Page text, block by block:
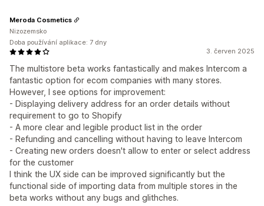
3. červen 2025
The multistore beta works fantastically and makes Intercom a
fantastic option for ecom companies with many stores.
However, I see options for improvement:
- Displaying delivery address for an order details without
requirement to go to Shopify
- A more clear and legible product list in the order
- Refunding and cancelling without having to leave Intercom
- Creating new orders doesn't allow to enter or select address
for the customer
I think the UX side can be improved significantly but the
functional side of importing data from multiple stores in the
beta works without any bugs and glithches.
Meroda Cosmetics
Nizozemsko
Doba používání aplikace: 7 dny